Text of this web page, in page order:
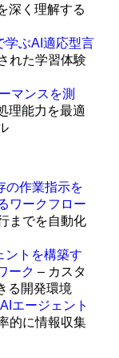
深く理解する
学ぶAI適応型言
れた学習体験
マンスを測
理能力を最適
の作業指示を
ワークフロー
までを自動化
ントを構築す
ーク – カスタ
る開発環境
エージェント
的に情報収集